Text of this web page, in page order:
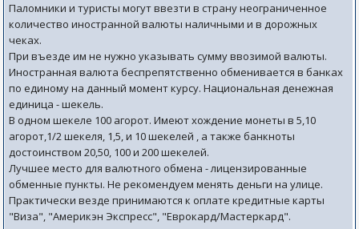
Паломники и туристы могут ввезти в страну неограниченное
количество иностранной валюты наличными и в дорожных
чеках.
При въезде им не нужно указывать сумму ввозимой валюты.
Иностранная валюта беспрепятственно обменивается в банках
по единому на данный момент курсу. Национальная денежная
единица - шекель.
В одном шекеле 100 агорот. Имеют хождение монеты в 5,10
агорот,1/2 шекеля, 1,5, и 10 шекелей , а также банкноты
достоинством 20,50, 100 и 200 шекелей.
Лучшее место для валютного обмена - лицензированные
обменные пункты. Не рекомендуем менять деньги на улице.
Практически везде принимаются к оплате кредитные карты
"Виза", "Америкэн Экспресс", "Еврокард/Мастеркард".